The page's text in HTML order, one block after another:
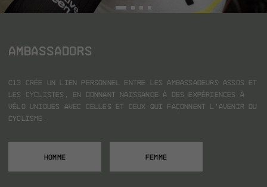
AMBASSADORS
C13 crée un lien personnel entre les ambassadeurs ASSOS et
les cyclistes, en donnant naissance à des expériences à
vélo uniques avec celles et ceux qui façonnent l’avenir du
cyclisme.
HOMME FEMME